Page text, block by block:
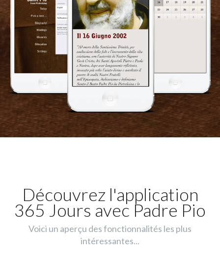
Découvrez l'application
365 Jours avec Padre Pio
Voici un aperçu des fonctionnalités les plus
intéressantes...